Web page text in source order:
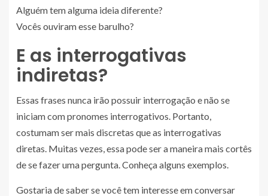
Alguém tem alguma ideia diferente?
Vocês ouviram esse barulho?
E as interrogativas
indiretas?
Essas frases nunca irão possuir interrogação e não se
iniciam com pronomes interrogativos. Portanto,
costumam ser mais discretas que as interrogativas
diretas. Muitas vezes, essa pode ser a maneira mais cortês
de se fazer uma pergunta. Conheça alguns exemplos.
Gostaria de saber se você tem interesse em conversar